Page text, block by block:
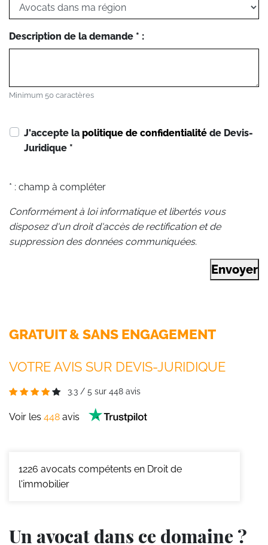
Description de la demande * :
Minimum 50 caractères
J'accepte la politique de confidentialité de Devis-
Juridique *
* : champ à compléter
Conformément à loi informatique et libertés vous
disposez d'un droit d'accès de rectification et de
suppression des données communiquées.
Envoyer
GRATUIT & SANS ENGAGEMENT
VOTRE AVIS SUR DEVIS-JURIDIQUE
3.3 / 5 sur 448 avis
Voir les 448 avis
1226 avocats compétents en Droit de
l'immobilier
Un avocat dans ce domaine ?